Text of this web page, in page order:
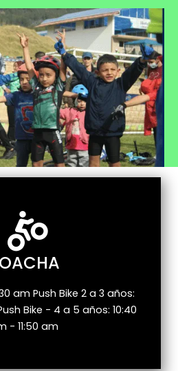
am Push Bike 2 a 3 años:
Bike - 4 a 5 años: 10:40
- 11:50 am